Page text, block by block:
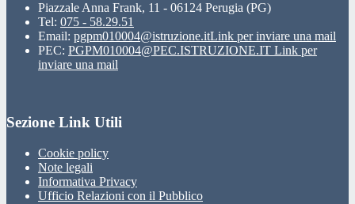
Piazzale Anna Frank, 11 - 06124 Perugia (PG)
Tel: 075 - 58.29.51
Email: pgpm010004@istruzione.itLink per inviare una mail
PEC: PGPM010004@PEC.ISTRUZIONE.IT Link per
inviare una mail
Sezione Link Utili
Cookie policy
Note legali
Informativa Privacy
Ufficio Relazioni con il Pubblico